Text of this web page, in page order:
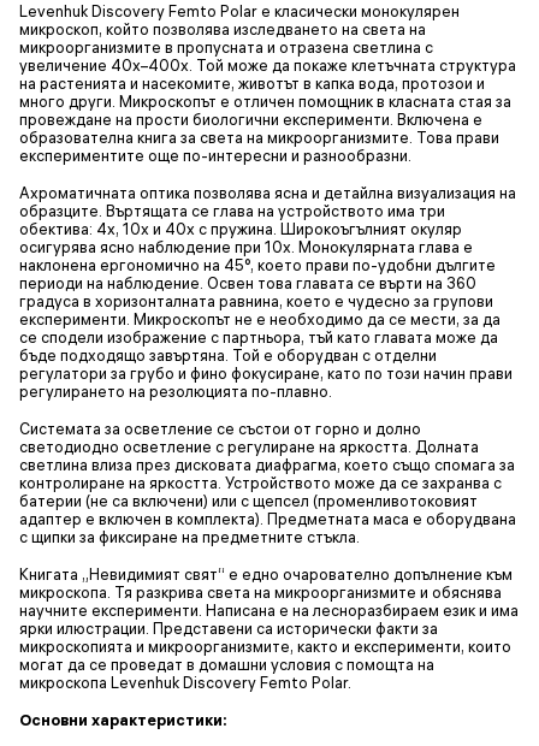
Levenhuk Discovery Femto Polar е класически монокулярен
микроскоп, който позволява изследването на света на
микроорганизмите в пропусната и отразена светлина с
увеличение 40x–400x. Той може да покаже клетъчната структура
на растенията и насекомите, животът в капка вода, протозои и
много други. Микроскопът е отличен помощник в класната стая за
провеждане на прости биологични експерименти. Включена е
образователна книга за света на микроорганизмите. Това прави
експериментите още по-интересни и разнообразни.
Ахроматичната оптика позволява ясна и детайлна визуализация на
образците. Въртящата се глава на устройството има три
обектива: 4x, 10x и 40x с пружина. Широкоъгълният окуляр
осигурява ясно наблюдение при 10x. Монокулярната глава е
наклонена ергономично на 45°, което прави по-удобни дългите
периоди на наблюдение. Освен това главата се върти на 360
градуса в хоризонталната равнина, което е чудесно за групови
експерименти. Микроскопът не е необходимо да се мести, за да
се сподели изображение с партньора, тъй като главата може да
бъде подходящо завъртяна. Той е оборудван с отделни
регулатори за грубо и фино фокусиране, като по този начин прави
регулирането на резолюцията по-плавно.
Системата за осветление се състои от горно и долно
светодиодно осветление с регулиране на яркостта. Долната
светлина влиза през дисковата диафрагма, което също спомага за
контролиране на яркостта. Устройството може да се захранва с
батерии (не са включени) или с щепсел (променливотоковият
адаптер е включен в комплекта). Предметната маса е оборудвана
с щипки за фиксиране на предметните стъкла.
Книгата „Невидимият свят“ е едно очарователно допълнение към
микроскопа. Тя разкрива света на микроорганизмите и обяснява
научните експерименти. Написана е на лесноразбираем език и има
ярки илюстрации. Представени са исторически факти за
микроскопията и микроорганизмите, както и експерименти, които
могат да се проведат в домашни условия с помощта на
микроскопа Levenhuk Discovery Femto Polar.
Основни характеристики: